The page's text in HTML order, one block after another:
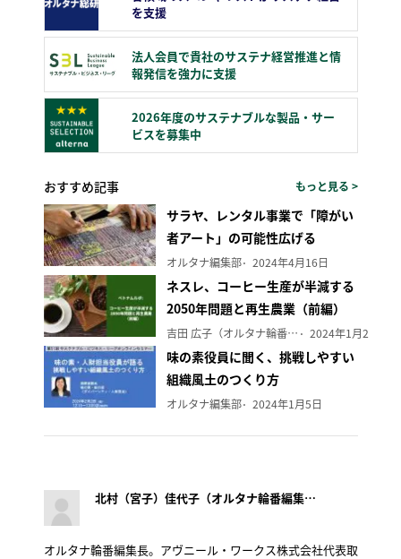
を支援
法人会員で貴社のサステナ経営推進と情
報発信を強力に支援
2026年度のサステナブルな製品・サー
ビスを募集中
おすすめ記事 もっと見る >
サラヤ、レンタル事業で「障がい
者アート」の可能性広げる
オルタナ編集部 2024年4月16日
ネスレ、コーヒー生産が半減する
2050年問題と再生農業（前編）
吉田 広子（オルタナ輪番編集長） 2024年1月29日
味の素役員に聞く、挑戦しやすい
組織風土のつくり方
オルタナ編集部 2024年1月5日
北村（宮子）佳代子（オルタナ輪番編集長）
オルタナ輪番編集長。アヴニール・ワークス株式会社代表取